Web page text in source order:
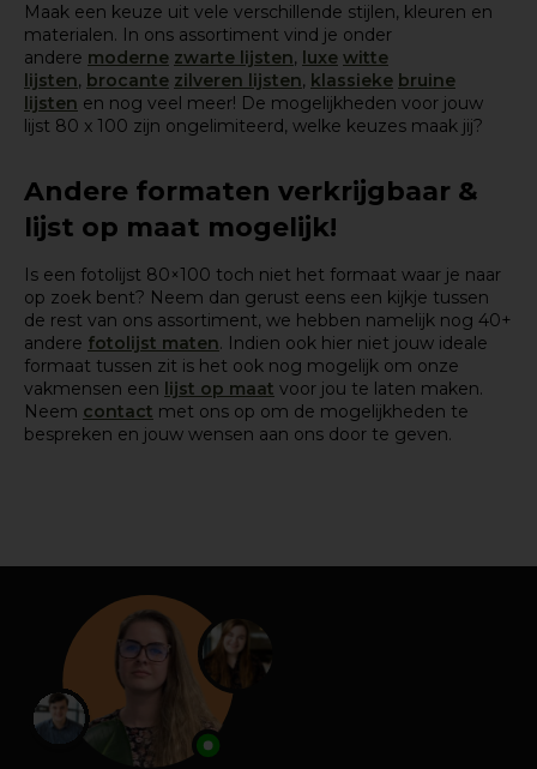
Maak een keuze uit vele verschillende stijlen, kleuren en
materialen. In ons assortiment vind je onder
andere moderne zwarte lijsten, luxe witte
lijsten, brocante zilveren lijsten, klassieke bruine
lijsten en nog veel meer! De mogelijkheden voor jouw
lijst 80 x 100 zijn ongelimiteerd, welke keuzes maak jij?
Andere formaten verkrijgbaar &
lijst op maat mogelijk!
Is een fotolijst 80×100 toch niet het formaat waar je naar
op zoek bent? Neem dan gerust eens een kijkje tussen
de rest van ons assortiment, we hebben namelijk nog 40+
andere fotolijst maten. Indien ook hier niet jouw ideale
formaat tussen zit is het ook nog mogelijk om onze
vakmensen een lijst op maat voor jou te laten maken.
Neem contact met ons op om de mogelijkheden te
bespreken en jouw wensen aan ons door te geven.